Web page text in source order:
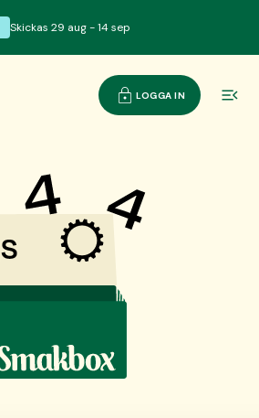
Skickas 29 aug - 14 sep
LOGGA IN